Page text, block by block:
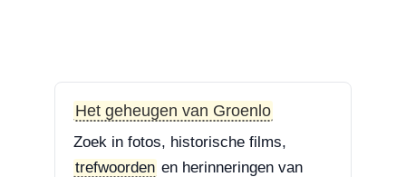
Bevrijdingslaan en omgeving
“Redactie, als ik de foto in de
hoge resolutie op mijn mobiel...”
Het geheugen van Groenlo
Zoek in fotos, historische films,
trefwoorden en herinneringen van